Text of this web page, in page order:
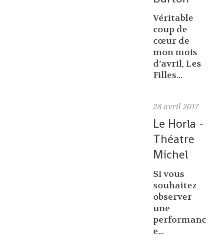
Véritable
coup de
cœur de
mon mois
d’avril, Les
Filles...
28 avril 2017
Le Horla -
Théatre
Michel
Si vous
souhaitez
observer
une
performanc
e...